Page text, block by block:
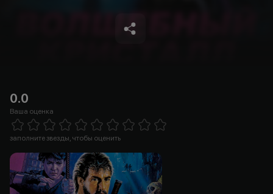
0.0
Ваша оценка
5 Stars
заполните звезды, чтобы оценить